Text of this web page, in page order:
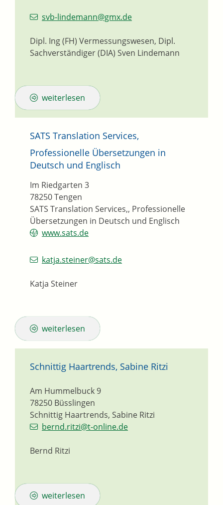
svb-lindemann@gmx.de
Dipl. Ing (FH) Vermessungswesen, Dipl.
Sachverständiger (DIA) Sven Lindemann
weiterlesen
SATS Translation Services,
Professionelle Übersetzungen in
Deutsch und Englisch
SATS Translation Services,, Professionelle
Übersetzungen in Deutsch und Englisch
Im Riedgarten 3
78250Tengen
www.sats.de
katja.steiner@sats.de
Katja Steiner
weiterlesen
Schnittig Haartrends, Sabine Ritzi
Schnittig Haartrends, Sabine Ritzi
Am Hummelbuck 9
78250 Büsslingen
bernd.ritzi@t-online.de
Bernd Ritzi
weiterlesen